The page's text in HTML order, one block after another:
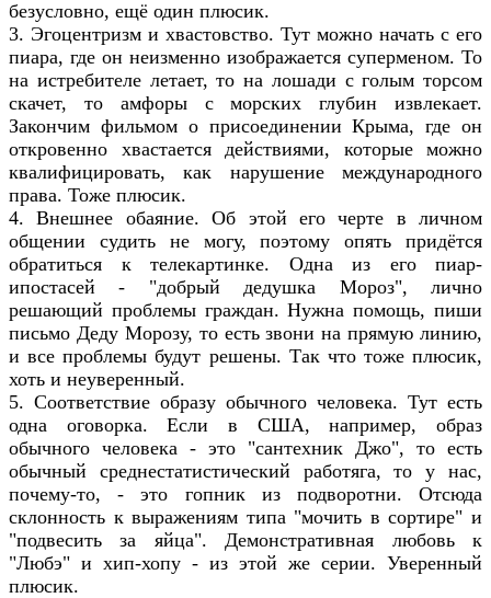
безусловно, ещё один плюсик.
3. Эгоцентризм и хвастовство. Тут можно начать с его
пиара, где он неизменно изображается суперменом. То
на истребителе летает, то на лошади с голым торсом
скачет, то амфоры с морских глубин извлекает.
Закончим фильмом о присоединении Крыма, где он
откровенно хвастается действиями, которые можно
квалифицировать, как нарушение международного
права. Тоже плюсик.
4. Внешнее обаяние. Об этой его черте в личном
общении судить не могу, поэтому опять придётся
обратиться к телекартинке. Одна из его пиар-
ипостасей - "добрый дедушка Мороз", лично
решающий проблемы граждан. Нужна помощь, пиши
письмо Деду Морозу, то есть звони на прямую линию,
и все проблемы будут решены. Так что тоже плюсик,
хоть и неуверенный.
5. Соответствие образу обычного человека. Тут есть
одна оговорка. Если в США, например, образ
обычного человека - это "сантехник Джо", то есть
обычный среднестатистический работяга, то у нас,
почему-то, - это гопник из подворотни. Отсюда
склонность к выражениям типа "мочить в сортире" и
"подвесить за яйца". Демонстративная любовь к
"Любэ" и хип-хопу - из этой же серии. Уверенный
плюсик.